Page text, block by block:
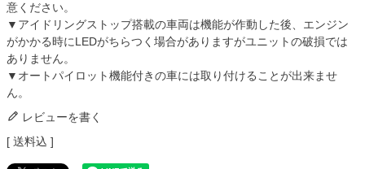
意ください。
▼アイドリングストップ搭載の車両は機能が作動した後、エンジン
がかかる時にLEDがちらつく場合がありますがユニットの破損では
ありません。
▼オートパイロット機能付きの車には取り付けることが出来ませ
ん。
レビューを書く
送料込